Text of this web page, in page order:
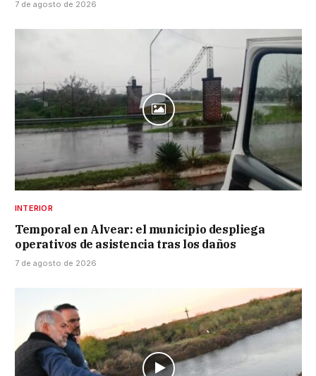
7 de agosto de 2026
INTERIOR
Temporal en Alvear: el municipio despliega
operativos de asistencia tras los daños
7 de agosto de 2026